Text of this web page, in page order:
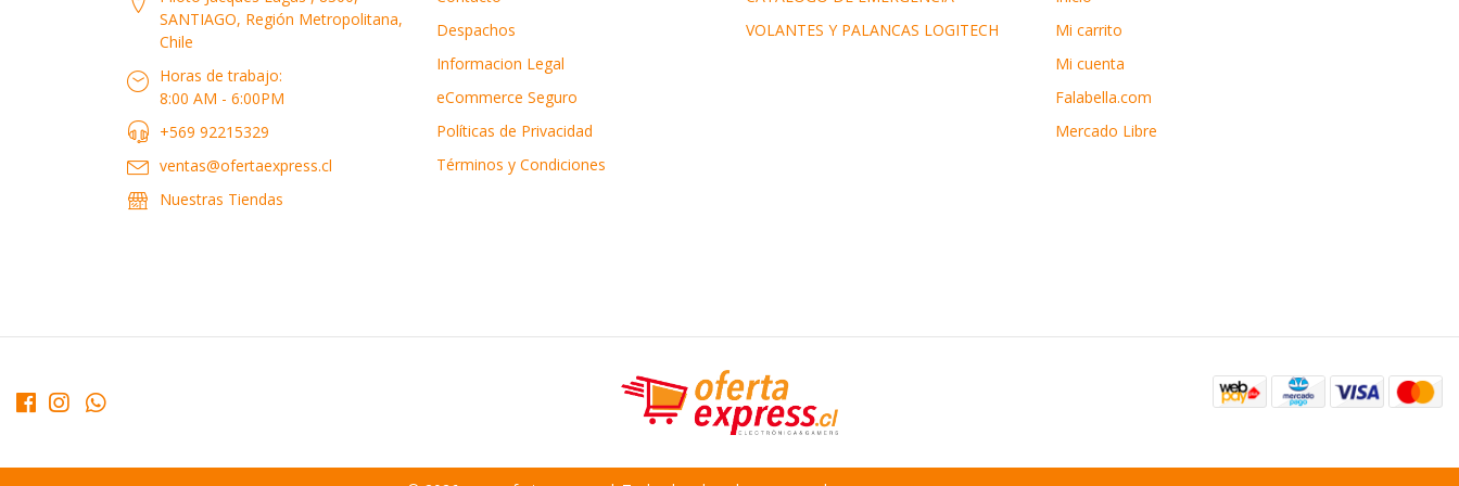
SANTIAGO, Región Metropolitana,
Chile
Horas de trabajo:
8:00 AM - 6:00PM
+569 92215329
ventas@ofertaexpress.cl
Nuestras Tiendas
Despachos
Informacion Legal
eCommerce Seguro
Políticas de Privacidad
Términos y Condiciones
VOLANTES Y PALANCAS LOGITECH
Mi carrito
Mi cuenta
Falabella.com
Mercado Libre